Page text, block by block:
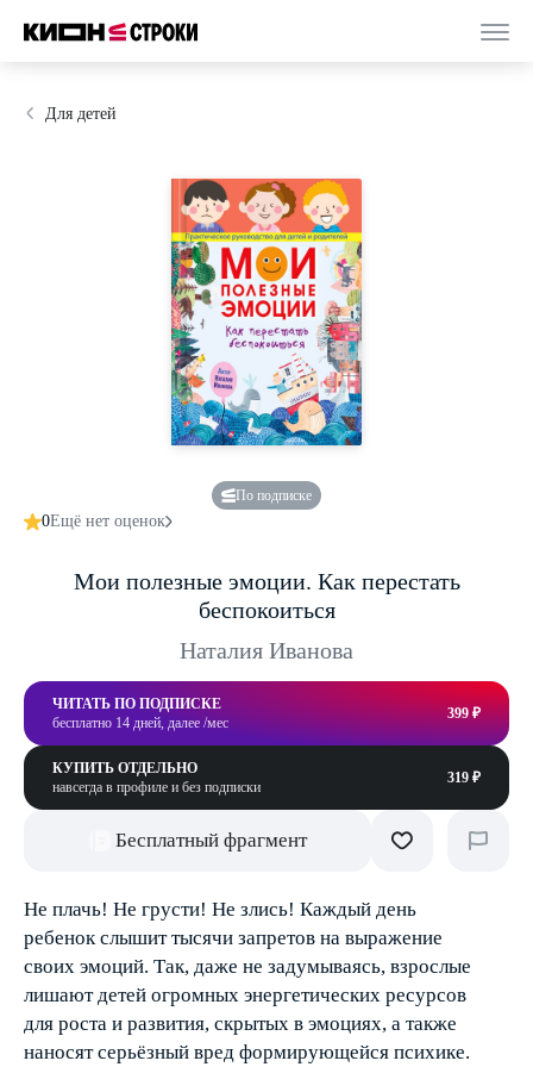
Для детей
По подписке
0Ещё нет оценок
Мои полезные эмоции. Как перестать
беспокоиться
Наталия Иванова
ЧИТАТЬ ПО ПОДПИСКЕ
бесплатно 14 дней, далее /мес
399 ₽
КУПИТЬ ОТДЕЛЬНО
навсегда в профиле и без подписки
319 ₽
Бесплатный фрагмент
Не плачь! Не грусти! Не злись! Каждый день
ребенок слышит тысячи запретов на выражение
своих эмоций. Так, даже не задумываясь, взрослые
лишают детей огромных энергетических ресурсов
для роста и развития, скрытых в эмоциях, а также
наносят серьёзный вред формирующейся психике.